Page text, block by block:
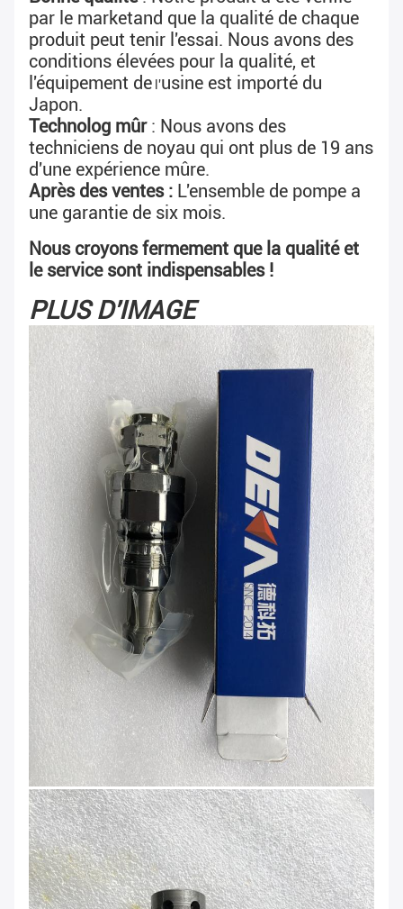
par le marketand que la qualité de chaque
produit peut tenir l'essai. Nous avons des
conditions élevées pour la qualité, et
l'équipement de l'usine est importé du
Japon.
Technolog mûr : Nous avons des
techniciens de noyau qui ont plus de 19 ans
d'une expérience mûre.
Après des ventes : L'ensemble de pompe a
une garantie de six mois.
Nous croyons fermement que la qualité et
le service sont indispensables !
PLUS D'IMAGE